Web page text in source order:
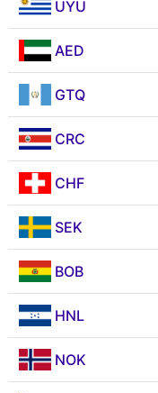
UYU
AED
GTQ
CRC
CHF
SEK
BOB
HNL
NOK